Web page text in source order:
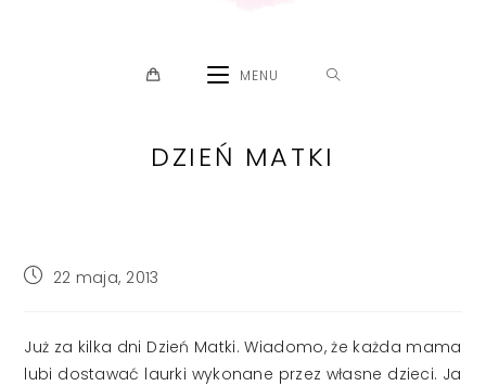
MENU
DZIEŃ MATKI
Post22 maja, 2013
Już za kilka dni Dzień Matki. Wiadomo, że każda mama
lubi dostawać laurki wykonane przez własne dzieci. Ja